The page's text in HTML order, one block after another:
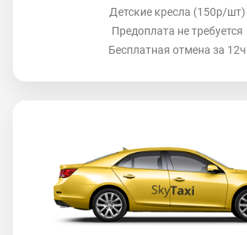
Детские кресла (150р/шт)
Предоплата не требуется
Бесплатная отмена за 12ч